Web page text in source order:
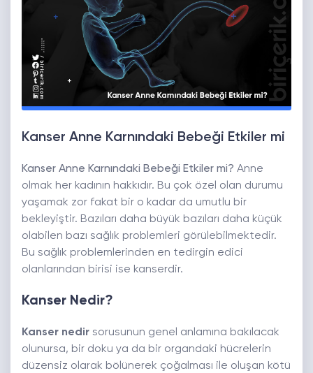
Kanser Anne Karnındaki Bebeği Etkiler mi
Kanser Anne Karnındaki Bebeği Etkiler mi? Anne
olmak her kadının hakkıdır. Bu çok özel olan durumu
yaşamak zor fakat bir o kadar da umutlu bir
bekleyiştir. Bazıları daha büyük bazıları daha küçük
olabilen bazı sağlık problemleri görülebilmektedir.
Bu sağlık problemlerinden en tedirgin edici
olanlarından birisi ise kanserdir.
Kanser Nedir?
Kanser nedir sorusunun genel anlamına bakılacak
olunursa, bir doku ya da bir organdaki hücrelerin
düzensiz olarak bölünerek çoğalması ile oluşan kötü